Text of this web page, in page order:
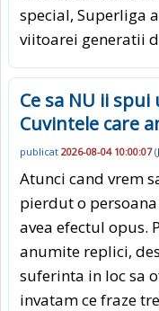
special, Superliga
viitoarei generatii
Ce sa NU ii
Cuvintele care
publicat 2026-08-04 10:00:07(
Atunci cand vrem
pierdut o
avea efectul opus.
anumite replici,
suferinta in loc sa
invatam ce fraze